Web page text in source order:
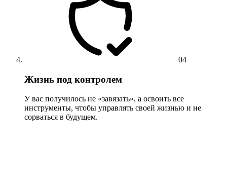
04
Жизнь под контролем
У вас получилось не «завязать», а освоить все
инструменты, чтобы управлять своей жизнью и не
сорваться в будущем.